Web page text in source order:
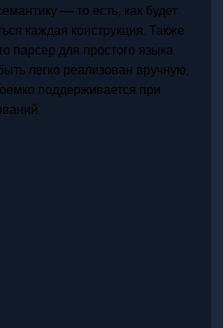
— то есть, как будет
каждая конструкция. Также
парсер для простого языка
легко реализован вручную,
поддерживается при